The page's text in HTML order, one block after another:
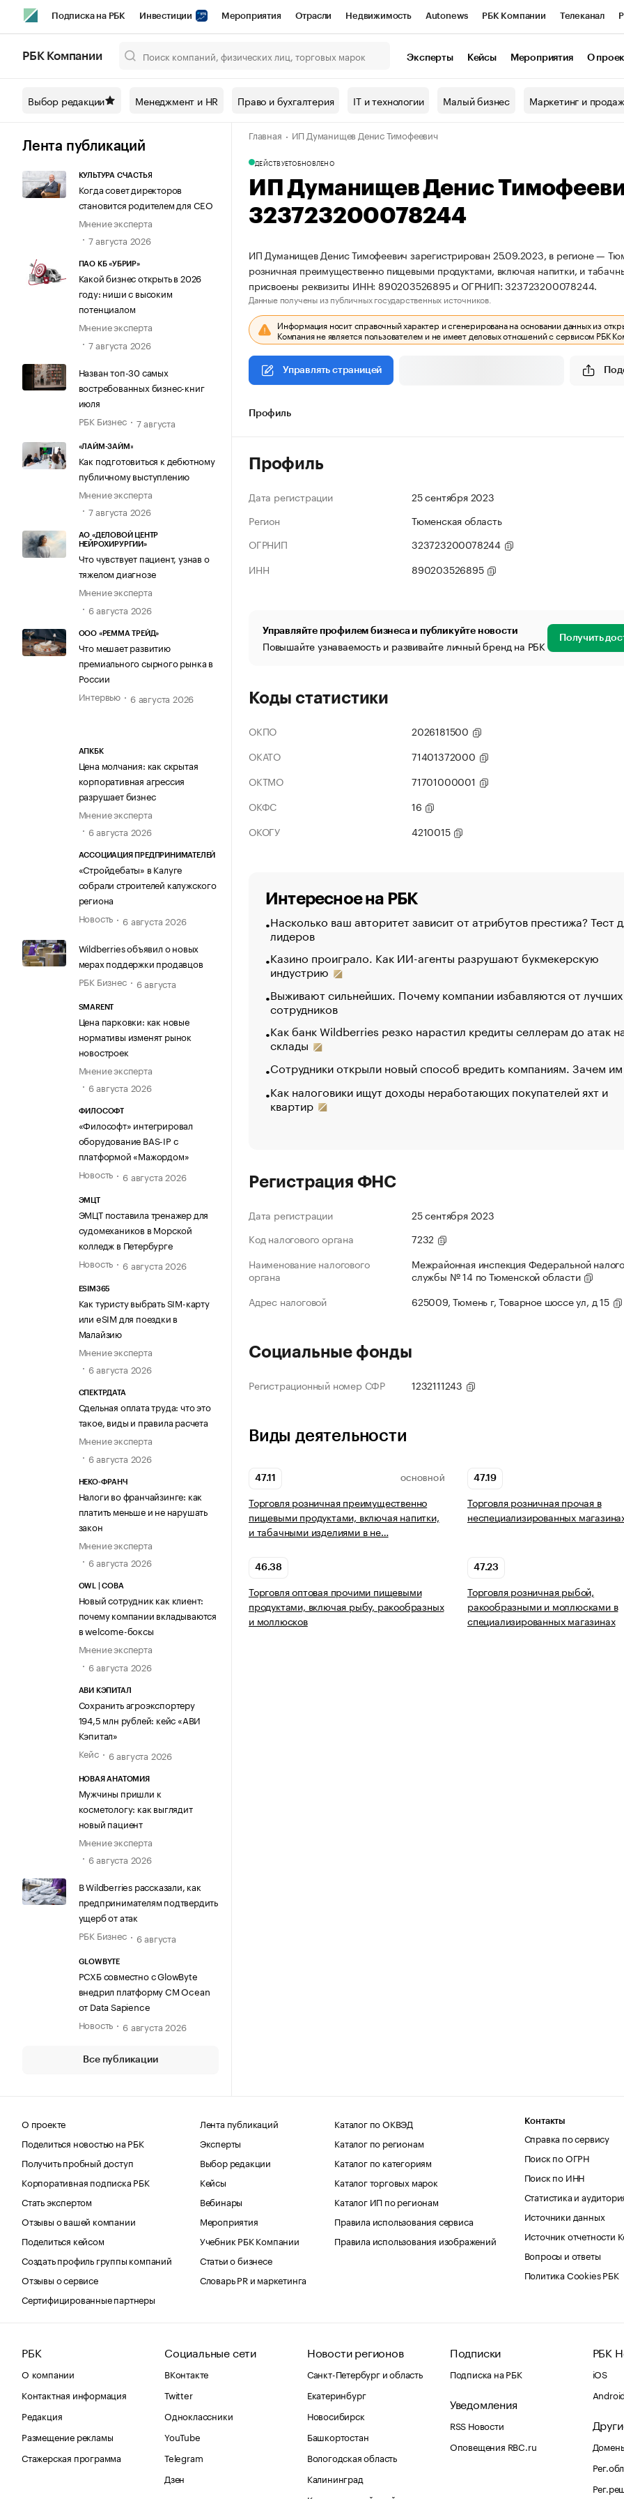
Подписка на РБК Инвестиции Мероприятия Отрасли Недвижимость Autonews РБК Компании Телеканал
Спецпроекты СПб Конференции СПб Спецпроекты Проверка контрагентов
Технологии и медиа Рынок наличной валюты
РБК Компании Эксперты Кейсы Мероприятия О
Выбор редакции Менеджмент и HR Право и бухгалтерия IT и технологии Малый бизнес Маркетинг и
Лента публикаций
КУЛЬТУРА СЧАСТЬЯ
Когда совет директоров
становится родителем для CEO
Мнение эксперта
7 августа 2026
ПАО КБ «УБРИР»
Какой бизнес открыть в 2026
году: ниши с высоким
потенциалом
Мнение эксперта
7 августа 2026
Назван топ-30 самых
востребованных бизнес-книг
июля
РБК Бизнес
7 августа
«ЛАЙМ-ЗАЙМ»
Как подготовиться к дебютному
публичному выступлению
Мнение эксперта
7 августа 2026
АО «ДЕЛОВОЙ ЦЕНТР
НЕЙРОХИРУРГИИ»
Что чувствует пациент, узнав о
тяжелом диагнозе
Мнение эксперта
6 августа 2026
ООО «РЕММА ТРЕЙД»
Что мешает развитию
премиального сырного рынка в
России
Интервью
6 августа 2026
АПКБК
Цена молчания: как скрытая
корпоративная агрессия
разрушает бизнес
Мнение эксперта
6 августа 2026
АССОЦИАЦИЯ ПРЕДПРИНИМАТЕЛЕЙ
«Стройдебаты» в Калуге
собрали строителей калужского
региона
Новость
6 августа 2026
Wildberries объявил о новых
мерах поддержки продавцов
РБК Бизнес
6 августа
SMARENT
Цена парковки: как новые
нормативы изменят рынок
новостроек
Мнение эксперта
6 августа 2026
ФИЛОСОФТ
«Философт» интегрировал
оборудование BAS-IP с
платформой «Мажордом»
Новость
6 августа 2026
ЭМЦТ
ЭМЦТ поставила тренажер для
судомехаников в Морской
колледж в Петербурге
Новость
6 августа 2026
ESIM365
Как туристу выбрать SIM-карту
или eSIM для поездки в
Малайзию
Мнение эксперта
6 августа 2026
СПЕКТРДАТА
Сдельная оплата труда: что это
такое, виды и правила расчета
Мнение эксперта
6 августа 2026
НЕКО-ФРАНЧ
Налоги во франчайзинге: как
платить меньше и не нарушать
закон
Мнение эксперта
6 августа 2026
OWL | СОВА
Новый сотрудник как клиент:
почему компании вкладываются
в welcome-боксы
Мнение эксперта
6 августа 2026
АВИ КЭПИТАЛ
Сохранить агроэкспортеру
194,5 млн рублей: кейс «АВИ
Кэпитал»
Кейс
6 августа 2026
НОВАЯ АНАТОМИЯ
Мужчины пришли к
косметологу: как выглядит
новый пациент
Мнение эксперта
6 августа 2026
В Wildberries рассказали, как
предпринимателям подтвердить
ущерб от атак
РБК Бизнес
6 августа
GLOWBYTE
РСХБ совместно с GlowByte
внедрил платформу CM Ocean
от Data Sapience
Новость
6 августа 2026
Все публикации
Главная ИП Думанищев Денис Тимофеевич
ДЕЙСТВУЕТОБНОВЛЕНО
ИП Думанищев Денис
323723200078244
ИП Думанищев Денис Тимофеевич зарегистрирован 25.09.2023, в регионе —
розничная преимущественно пищевыми продуктами, включая напитки, и
присвоены реквизиты ИНН: 890203526895 и ОГРНИП: 323723200078244.
Данные получены из публичных государственных источников.
Информация носит справочный характер и сгенерирована на основании данных из
Компания не является пользователем и не имеет деловых отношений с сервисом РБК
Управлять страницей
Профиль
Профиль
Дата регистрации
25 сентября 2023
Регион
Тюменская область
ОГРНИП
323723200078244
ИНН
890203526895
Управляйте профилем бизнеса и публикуйте новости
Повышайте узнаваемость и развивайте личный бренд на РБК Получить
Коды статистики
ОКПО
2026181500
ОКАТО
71401372000
ОКТМО
71701000001
ОКФС
16
ОКОГУ
4210015
Интересное на РБК
Насколько ваш авторитет зависит от атрибутов престижа? Тест
лидеров
Казино проиграло. Как ИИ-агенты разрушают букмекерскую
индустрию
Выживают сильнейших. Почему компании избавляются от лучших
сотрудников
Как банк Wildberries резко нарастил кредиты селлерам до атак
склады
Сотрудники открыли новый способ вредить компаниям. Зачем
Как налоговики ищут доходы неработающих покупателей яхт и
квартир
Регистрация ФНС
Дата регистрации
25 сентября 2023
Код налогового органа
7232
Наименование налогового
органа
Межрайонная инспекция Федеральной
службы № 14 по Тюменской области
Адрес налоговой
625009, Тюмень г, Товарное шоссе ул, д 15
Социальные фонды
Регистрационный номер СФР 1232111243
Виды деятельности
47.11 ОСНОВНОЙ
Торговля розничная преимущественно
пищевыми продуктами, включая напитки,
и табачными изделиями в не…
47.19
Торговля розничная прочая в
неспециализированных
46.38
Торговля оптовая прочими пищевыми
продуктами, включая рыбу, ракообразных
и моллюсков
47.23
Торговля розничная рыбой,
ракообразными и моллюсками в
специализированных магазинах
О проекте
Поделиться новостью на РБК
Получить пробный доступ
Корпоративная подписка РБК
Стать экспертом
Отзывы о вашей компании
Поделиться кейсом
Создать профиль группы компаний
Отзывы о сервисе
Сертифицированные партнеры
Лента публикаций
Эксперты
Выбор редакции
Кейсы
Вебинары
Мероприятия
Учебник РБК Компании
Статьи о бизнесе
Словарь PR и маркетинга
Каталог по ОКВЭД
Каталог по регионам
Каталог по категориям
Каталог торговых марок
Каталог ИП по регионам
Правила использования сервиса
Правила использования изображений
Контакты
Справка по сервису
Поиск по ОГРН
Поиск по ИНН
Статистика и
Источники данных
Источник отчетности
Вопросы и ответы
Политика Cookies РБК
РБК
О компании
Контактная информация
Редакция
Размещение рекламы
Стажерская программа
Социальные сети
ВКонтакте
Twitter
Одноклассники
YouTube
Telegram
Дзен
Новости регионов
Санкт-Петербург и область
Екатеринбург
Новосибирск
Башкортостан
Вологодская область
Калининград
Подписки
Подписка на РБК
Уведомления
RSS Новости
Оповещения RBC.ru
РБК
iOS